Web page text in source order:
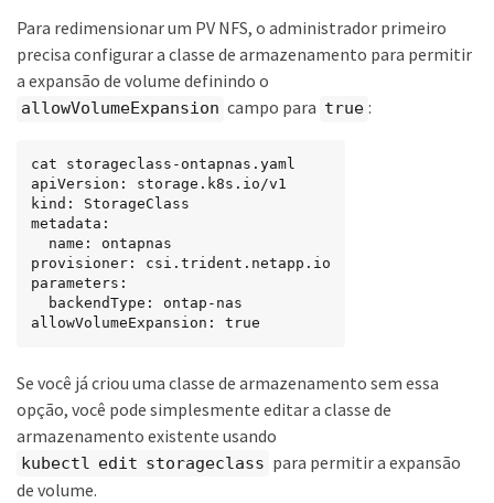
Para redimensionar um PV NFS, o administrador primeiro
precisa configurar a classe de armazenamento para permitir
a expansão de volume definindo o
allowVolumeExpansion campo para true :
cat storageclass-ontapnas.yaml
apiVersion: storage.k8s.io/v1
kind: StorageClass
metadata:
provisioner: csi.trident.netapp.io
parameters:
allowVolumeExpansion: true
Se você já criou uma classe de armazenamento sem essa
opção, você pode simplesmente editar a classe de
armazenamento existente usando
kubectl edit storageclass para permitir a expansão
de volume.